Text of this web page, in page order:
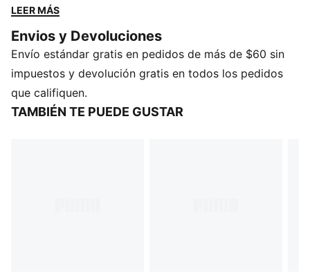
energía de las pistas, combinando los colores
DETALLES
Producto diseñado para: lifestyle PUMA
Corte regular
Largo; Regular
Cuello semi-alto
LEER MÁS
Envios y Devoluciones
Envío estándar gratis en pedidos de más de $60 sin
impuestos y devolución gratis en todos los pedidos
que califiquen.
TAMBIÉN TE PUEDE GUSTAR